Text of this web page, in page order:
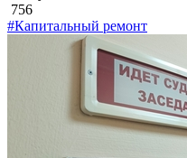
756
#Капитальный ремонт